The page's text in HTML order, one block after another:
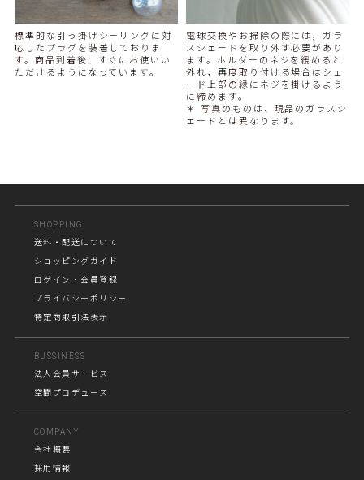
標準的な引っ掛けシーリングに対
応したプラグを装着しておりま
す。商品到着後、すぐにお使いい
ただけるようになっています。
電球交換やお掃除の際には，ガラ
スシェードを取り外す必要があり
ます。ホルダーのネジを緩めると
外れ，再度取り付ける場合はシェ
ード上部の縁にネジを掛けるよう
に締めます。
＊ 写真のものは、現品のガラスシ
ェードとは異なります。
SHOPPING
送料・配送について
ショッピングガイド
ログイン・会員登録
プライバシーポリシー
特定商取引法表示
BUSSINESS
法人会員サービス
空間プロデュース
COMPANY
会社概要
採用情報